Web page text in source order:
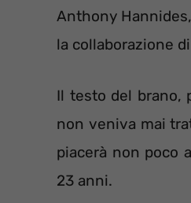
Anthony
la collaborazione di
Il testo del brano,
non veniva mai
piacerà non poco
23 anni.